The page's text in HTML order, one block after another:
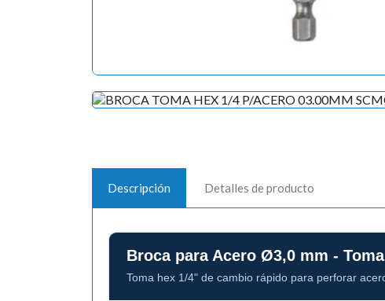
Descripción Detalles de producto
Broca para Acero Ø3,0 mm -
Toma hex 1/4" de cambio rápido para perforar